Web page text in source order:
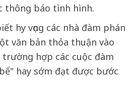
thông báo tình hình.
hy vọng các nhà đàm phán
văn bản thỏa thuận vào
hợp các cuộc đàm
hay sớm đạt được bước